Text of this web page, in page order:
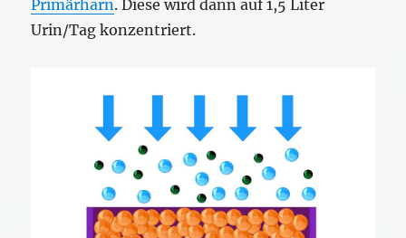
Primärharn. Diese wird dann auf 1,5 Liter
Urin/Tag konzentriert.